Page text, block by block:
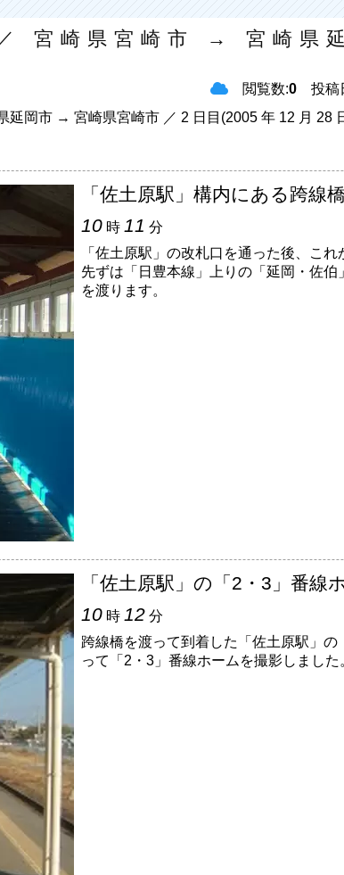
宮崎県宮崎市 → 宮崎
閲覧数:0 投稿
岡市 → 宮崎県宮崎市 ／ 2 日目(2005 年 12 月 28
「佐土原駅」構内にある跨線橋
10 時 11 分
「佐土原駅」の改札口を通った後、こ
先ずは「日豊本線」上りの「延岡・佐
を渡ります。
「佐土原駅」の「2・3」番線
10 時 12 分
跨線橋を渡って到着した「佐土原駅」
って「2・3」番線ホームを撮影しました